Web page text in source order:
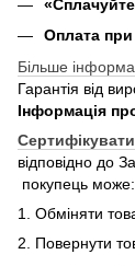
Оплата при
Більше
Гарантія від
Інформація
Сертифікувати
відповідно до
покупець може:
1. Обміняти
2. Повернути